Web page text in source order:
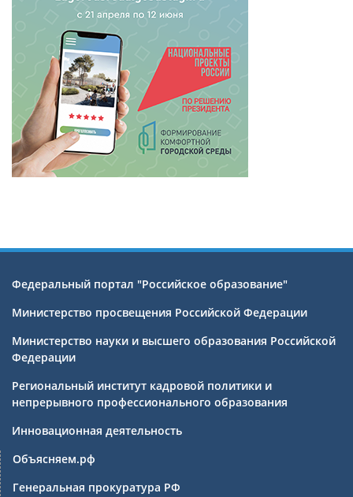
Федеральный портал "Российское образование"
Министерство просвещения Российской Федерации
Министерство науки и высшего образования Российской
Федерации
Региональный институт кадровой политики и
непрерывного профессионального образования
Инновационная деятельность
Объясняем.рф
Генеральная прокуратура РФ